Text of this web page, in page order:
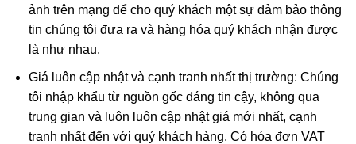
lẫn tạp chấtsắtIII . Các nghiên cứu sâu hơn cho thấy sự
tương tác phức tạp củasắtvànhômsẽ tạo nên màu .
Khi nung nóng ametit thường chuyển thành màuvàng, và
hầu hếtcitrine,cairngormcủa ngành kim hoàn đá quý
được coi đơn giản chỉ là “ametit được gia nhiệt”. Thạch
anh ametit có xu hướng bị mất màu khi bị lộ ra mặt đất.
ảnh trên mạng để cho quý khách một sự đảm bảo thông
tin chúng tôi đưa ra và hàng hóa quý khách nhận được
là như nhau.
Giá luôn cập nhật và cạnh tranh nhất thị trường: Chúng
tôi nhập khẩu từ nguồn gốc đáng tin cậy, không qua
trung gian và luôn luôn cập nhật giá mới nhất, cạnh
tranh nhất đến với quý khách hàng. Có hóa đơn VAT